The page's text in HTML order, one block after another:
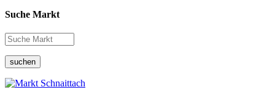
Suche Markt
suchen